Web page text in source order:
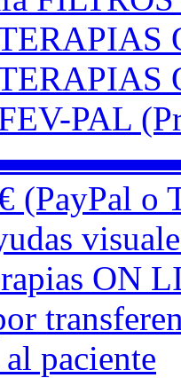
PAL
(PayPal o
ON
paciente